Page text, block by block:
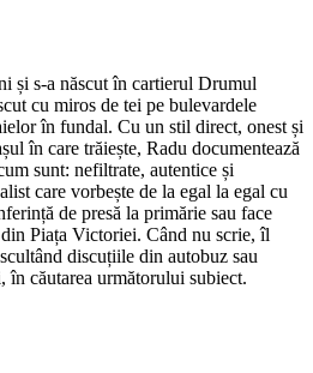
și s-a născut în cartierul Drumul
cu miros de tei pe bulevardele
în fundal. Cu un stil direct, onest și
în care trăiește, Radu documentează
sunt: nefiltrate, autentice și
care vorbește de la egal la egal cu
de presă la primărie sau face
Piața Victoriei. Când nu scrie, îl
discuțiile din autobuz sau
căutarea următorului subiect.